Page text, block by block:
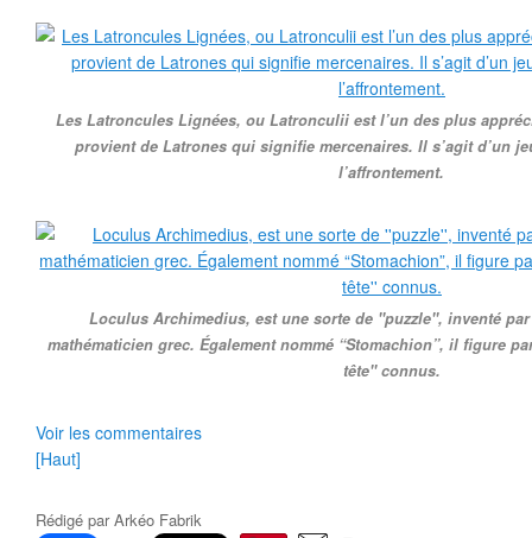
Les Latroncules Lignées, ou Latronculii est l’un des plus
provient de Latrones qui signifie mercenaires. Il s’agit d’un
l’affrontement.
Loculus Archimedius, est une sorte de ''puzzle'', inventé
mathématicien grec. Également nommé “Stomachion”, il figure
tête'' connus.
Voir les commentaires
[Haut]
Rédigé parArkéo Fabrik